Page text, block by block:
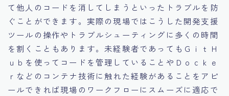
て他人のコードを消してしまうといったトラブルを防
ぐことができます。実際の現場ではこうした開発支援
ツールの操作やトラブルシューティングに多くの時間
を割くこともあります。未経験者であってもＧｉｔＨ
ｕｂを使ってコードを管理していることやＤｏｃｋｅ
ｒなどのコンテナ技術に触れた経験があることをアピ
ールできれば現場のワークフローにスムーズに適応で